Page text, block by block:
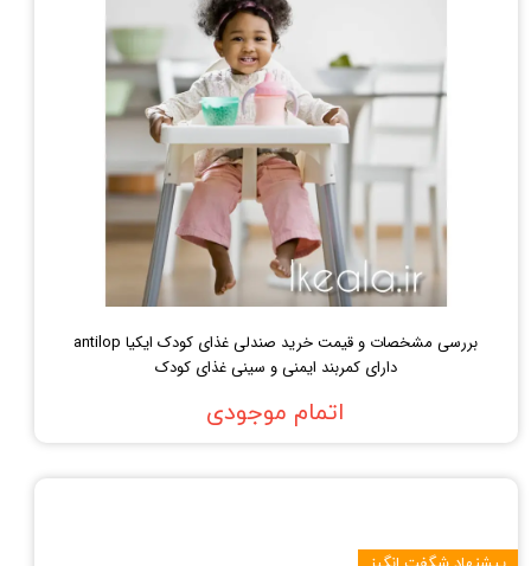
بررسی مشخصات و قیمت خرید صندلی غذای کودک ایکیا antilop
دارای کمربند ایمنی و سینی غذای کودک
اتمام موجودی